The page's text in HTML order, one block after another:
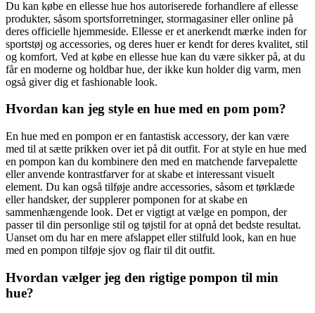
Du kan købe en ellesse hue hos autoriserede forhandlere af ellesse
produkter, såsom sportsforretninger, stormagasiner eller online på
deres officielle hjemmeside. Ellesse er et anerkendt mærke inden for
sportstøj og accessories, og deres huer er kendt for deres kvalitet, stil
og komfort. Ved at købe en ellesse hue kan du være sikker på, at du
får en moderne og holdbar hue, der ikke kun holder dig varm, men
også giver dig et fashionable look.
Hvordan kan jeg style en hue med en pom pom?
En hue med en pompon er en fantastisk accessory, der kan være
med til at sætte prikken over iet på dit outfit. For at style en hue med
en pompon kan du kombinere den med en matchende farvepalette
eller anvende kontrastfarver for at skabe et interessant visuelt
element. Du kan også tilføje andre accessories, såsom et tørklæde
eller handsker, der supplerer pomponen for at skabe en
sammenhængende look. Det er vigtigt at vælge en pompon, der
passer til din personlige stil og tøjstil for at opnå det bedste resultat.
Uanset om du har en mere afslappet eller stilfuld look, kan en hue
med en pompon tilføje sjov og flair til dit outfit.
Hvordan vælger jeg den rigtige pompon til min
hue?